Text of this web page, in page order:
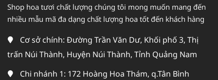
Shop hoa tươi chất lượng chúng tôi mong muốn mang đến
nhiều mẫu mã đa dạng chất lượng hoa tốt đến khách hàng
Cơ sở chính: Đường Trần Văn Dư, Khối phố 3, Thị
trấn Núi Thành, Huyện Núi Thành, Tỉnh Quảng Nam
Chi nhánh 1: 172 Hoàng Hoa Thám, q.Tân Bình